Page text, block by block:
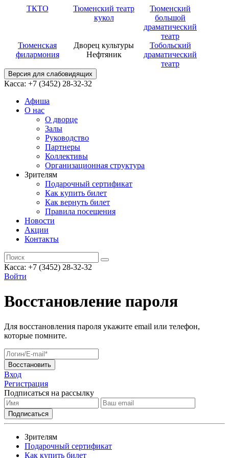
ТКТО
Тюменский театр
кукол
Тюменский
большой
драматический
театр
Тюменская
филармония
Дворец культуры
Нефтяник
Тобольский
драматический
театр
Версия для слабовидящих
Касса: +7 (3452) 28-32-32
Афиша
О нас
О дворце
Залы
Руководство
Партнеры
Коллективы
Организационная структура
Зрителям
Подарочный сертификат
Как купить билет
Как вернуть билет
Правила посещения
Новости
Акции
Контакты
Касса: +7 (3452) 28-32-32
Войти
Восстановление пароля
Для восстановления пароля укажите email или телефон,
которые помните.
Восстановить
Вход
Регистрация
Подписаться на рассылку
Зрителям
Подарочный сертификат
Как купить билет